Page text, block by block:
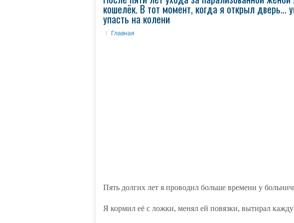
кошелёк. В тот момент, когда я открыл дверь…
упасть на колени
Главная
Пять долгих лет я проводил больше времени у
Я кормил её с ложки, менял ей повязки, вытирал